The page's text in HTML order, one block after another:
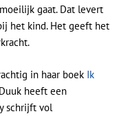
gaat. Dat levert
het kind. Het geeft het
in haar boek Ik
heeft een
schrijft vol